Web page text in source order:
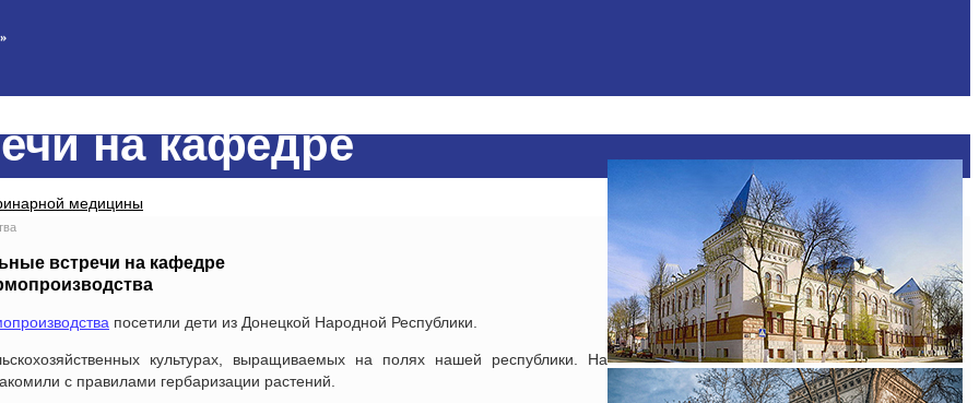
медицины
на кафедре
встречи на кафедре
посетили дети из Донецкой Народной Республики.
культурах, выращиваемых на полях нашей республики. На
с правилами гербаризации растений.